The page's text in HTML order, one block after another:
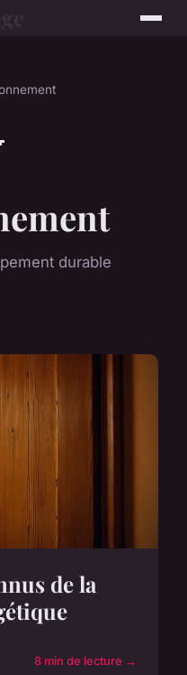
durable
de la
8 min de lecture →